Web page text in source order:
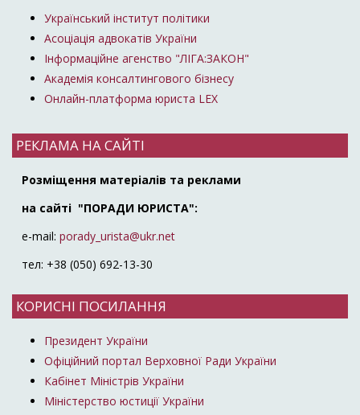
Український інститут політики
Асоціація адвокатів України
Інформаційне агенство "ЛІГА:ЗАКОН"
Академія консалтингового бізнесу
Онлайн-платформа юриста LEX
РЕКЛАМА НА САЙТІ
Розміщення матеріалів та реклами
на сайті "ПОРАДИ ЮРИСТА":
e-mail: porady_urista@ukr.net
тел: +38 (050) 692-13-30
КОРИСНІ ПОСИЛАННЯ
Президент України
Офіційний портал Верховної Ради України
Кабінет Міністрів України
Міністерство юстиції України